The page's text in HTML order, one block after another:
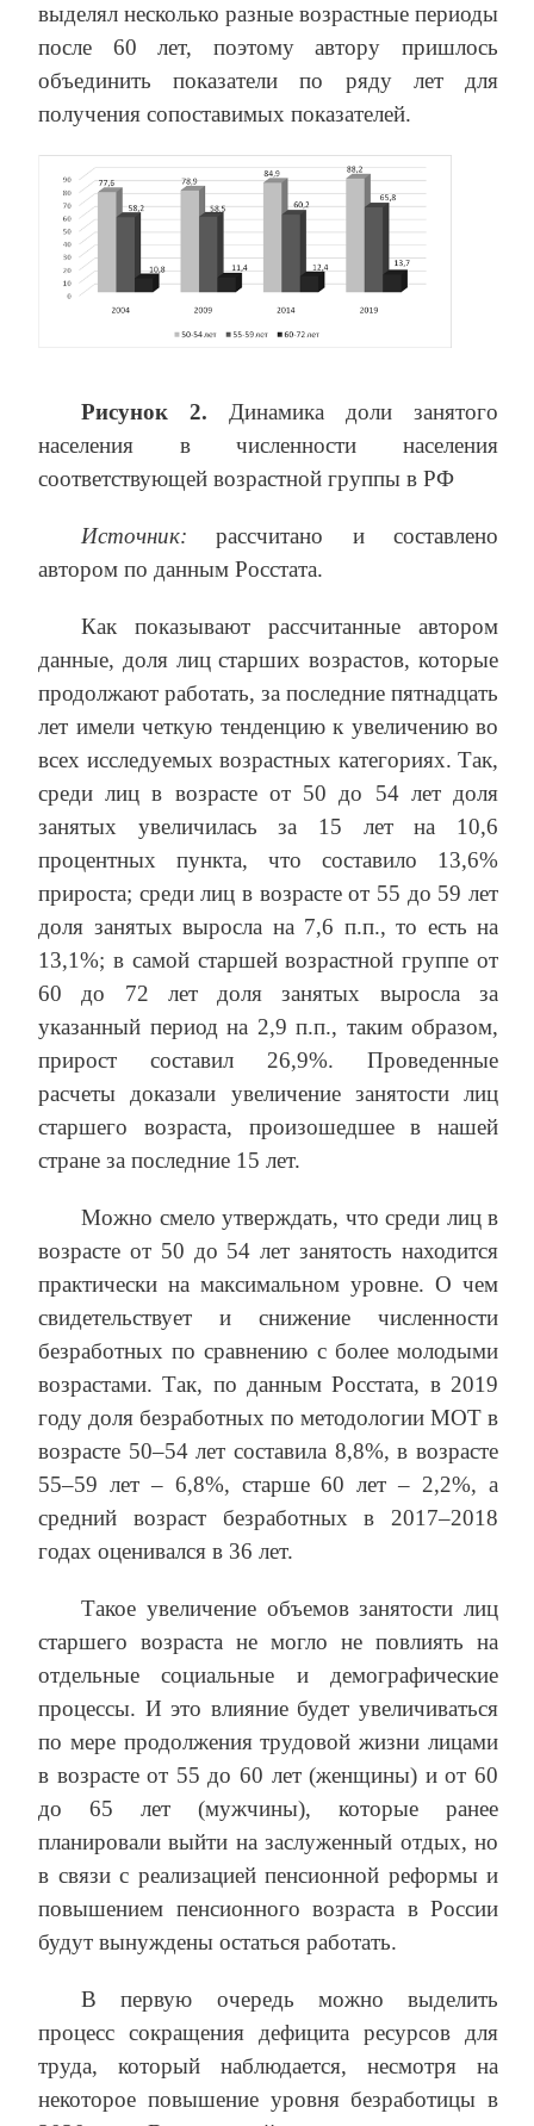
выделял несколько разные возрастные периоды
после 60 лет, поэтому автору пришлось
объединить показатели по ряду лет для
получения сопоставимых показателей.
Рисунок 2. Динамика доли занятого
населения в численности населения
соответствующей возрастной группы в РФ
Источник:рассчитано и составлено
автором по данным Росстата.
Как показывают рассчитанные автором
данные, доля лиц старших возрастов, которые
продолжают работать, за последние пятнадцать
лет имели четкую тенденцию к увеличению во
всех исследуемых возрастных категориях. Так,
среди лиц в возрасте от 50 до 54 лет доля
занятых увеличилась за 15 лет на 10,6
процентных пункта, что составило 13,6%
прироста; среди лиц в возрасте от 55 до 59 лет
доля занятых выросла на 7,6 п.п., то есть на
13,1%; в самой старшей возрастной группе от
60 до 72 лет доля занятых выросла за
указанный период на 2,9 п.п., таким образом,
прирост составил 26,9%. Проведенные
расчеты доказали увеличение занятости лиц
старшего возраста, произошедшее в нашей
стране за последние 15 лет.
Можно смело утверждать, что среди лиц в
возрасте от 50 до 54 лет занятость находится
практически на максимальном уровне. О чем
свидетельствует и снижение численности
безработных по сравнению с более молодыми
возрастами. Так, по данным Росстата, в 2019
году доля безработных по методологии МОТ в
возрасте 50–54 лет составила 8,8%, в возрасте
55–59 лет – 6,8%, старше 60 лет – 2,2%, а
средний возраст безработных в 2017–2018
годах оценивался в 36 лет.
Такое увеличение объемов занятости лиц
старшего возраста не могло не повлиять на
отдельные социальные и демографические
процессы. И это влияние будет увеличиваться
по мере продолжения трудовой жизни лицами
в возрасте от 55 до 60 лет (женщины) и от 60
до 65 лет (мужчины), которые ранее
планировали выйти на заслуженный отдых, но
в связи с реализацией пенсионной реформы и
повышением пенсионного возраста в России
будут вынуждены остаться работать.
В первую очередь можно выделить
процесс сокращения дефицита ресурсов для
труда, который наблюдается, несмотря на
некоторое повышение уровня безработицы в